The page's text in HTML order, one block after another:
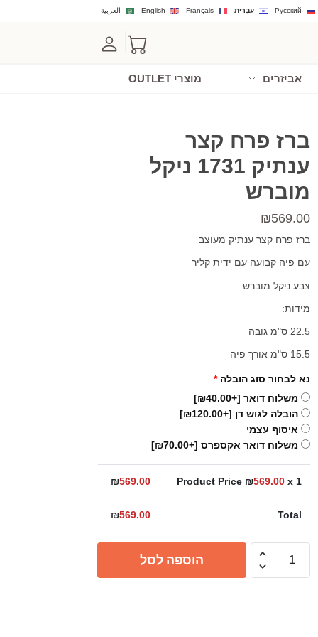
العربية English Français עִבְרִית Русский
אביזרים מוצרי OUTLET
ברז פרח קצר
ענתיק 1731 ניקל
מוברש
₪569.00
ברז פרח קצר ענתיק מעוצב
עם פיה קבועה עם ידית קליר
צבע ניקל מוברש
מידות:
22.5 ס"מ גובה
15.5 ס"מ אורך פיה
נא לבחור סוג הובלה *
משלוח דואר [+₪40.00]
הובלה לגוש דן [+₪120.00]
איסוף עצמי
משלוח דואר אקספרס [+₪70.00]
Product Price ₪569.00x 1
₪569.00
Total
₪569.00
הוספה לסל